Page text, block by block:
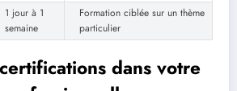
1 jour à 1
semaine
Formation ciblée sur un thème
particulier
dans votre